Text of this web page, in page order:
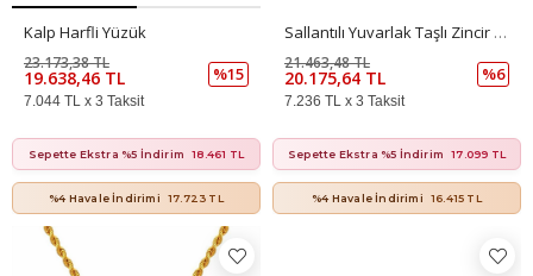
Kalp Harfli Yüzük
19.638,46 TL
23.173,38 TL
%15
7.044 TL x 3 Taksit
Sepette Ekstra %5 İndirim 18.461 TL
%4 Havale İndirimi 17.723 TL
Sallantılı Yuvarlak Taşlı Zincir Kolye
20.175,64 TL
21.463,48 TL
%6
7.236 TL x 3 Taksit
Sepette Ekstra %5 İndirim 17.099 TL
%4 Havale İndirimi 16.415 TL